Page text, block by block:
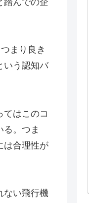
まり良き
いう認知バ
はこのコ
。つま
は合理性が
ない飛行機